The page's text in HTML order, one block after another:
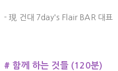
- 現 건대 7day's Flair BAR 대표
# 함께 하는 것들 (120분)